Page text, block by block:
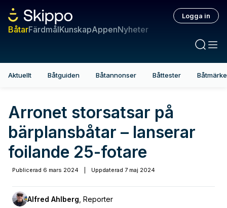
BåtarFärdmålKunskapAppenNyheter
Logga in
Aktuellt Båtguiden Båtannonser Båttester
Arronet storsatsar på
bärplansbåtar – lanserar
foilande 25-fotare
Publicerad 6 mars 2024 Uppdaterad 7 maj 2024
Alfred Ahlberg Reporter